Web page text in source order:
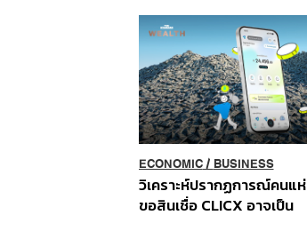
Order
ECONOMIC/ BUSINESS
วิเคราะห์ปรากฏการณ์คนแห่
ขอสินเชื่อ CLICX อาจเป็น